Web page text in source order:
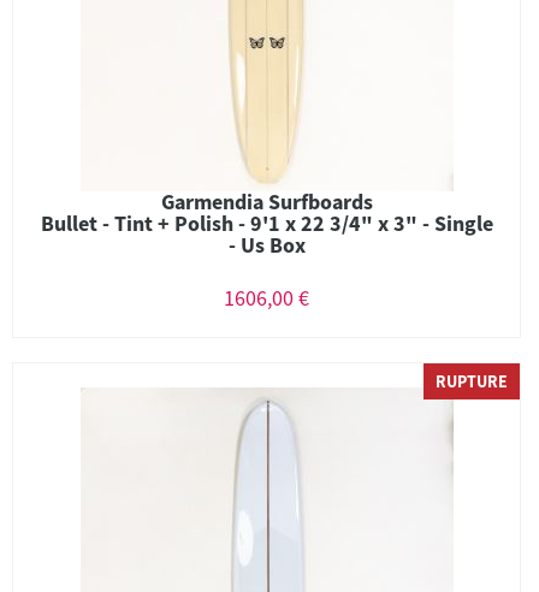
Garmendia Surfboards
Bullet - Tint + Polish - 9'1 x 22 3/4" x 3" - Single
- Us Box
1606,00 €
RUPTURE